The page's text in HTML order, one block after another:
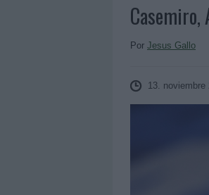
Por Jesus Gallo
13. noviembre